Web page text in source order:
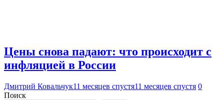
Цены снова падают: что происходит с
инфляцией в России
Дмитрий Ковальчук11 месяцев спустя11 месяцев спустя 0
Поиск